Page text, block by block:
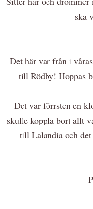
ska
Det här var från i
till Rödby! Hoppas
Det var förrsten en
skulle koppla bort allt
till Lalandia och